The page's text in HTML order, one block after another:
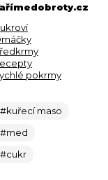
pokrmy
#kuřecí maso
#med
#cukr